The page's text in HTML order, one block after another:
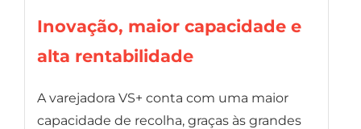
Inovação, maior capacidade e
alta rentabilidade
A varejadora VS+ conta com uma maior
capacidade de recolha, graças às grandes